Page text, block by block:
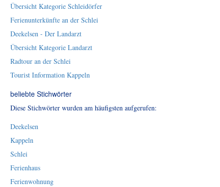
Übersicht Kategorie Schleidörfer
Ferienunterkünfte an der Schlei
Deekelsen - Der Landarzt
Übersicht Kategorie Landarzt
Radtour an der Schlei
Tourist Information Kappeln
beliebte Stichwörter
Diese Stichwörter wurden am häufigsten aufgerufen:
Deekelsen
Kappeln
Schlei
Ferienhaus
Ferienwohnung